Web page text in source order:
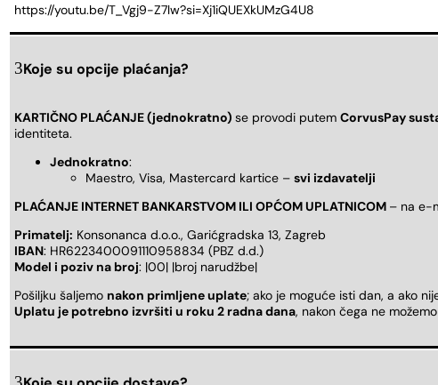
https://youtu.be/T_Vgj9-Z7lw?si=Xj1iQUEXkUMzG4U8
Koje su opcije plaćanja?
KARTIČNO PLAĆANJE (jednokratno) se provodi putem CorvusPay
identiteta.
Jednokratno:
Maestro, Visa, Mastercard kartice – svi izdavatelji
PLAĆANJE INTERNET BANKARSTVOM ILI OPĆOM UPLATNICOM – na e-
Primatelj: Konsonanca d.o.o., Garićgradska 13, Zagreb
IBAN: HR6223400091110958834 (PBZ d.d.)
Model i poziv na broj: |00| |broj narudžbe|
Pošiljku šaljemo nakon primljene uplate; ako je moguće isti dan, a ako
Uplatu je potrebno izvršiti u roku 2 radna dana, nakon čega ne